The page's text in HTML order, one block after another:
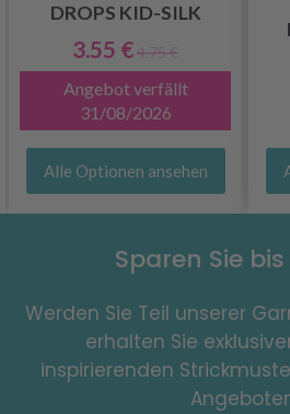
DROPS KID-SILK
3.55 €4.75 €
Angebot verfällt
31/08/2026
Alle Optionen ansehen
Sparen Sie
Werden Sie Teil unserer
erhalten Sie
inspirierenden